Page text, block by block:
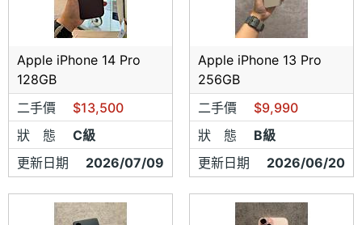
Apple iPhone 14 Pro
128GB
二手價
$13,500
狀 態
C級
更新日期
2026/07/09
Apple iPhone 13 Pro
256GB
二手價
$9,990
狀 態
B級
更新日期
2026/06/20